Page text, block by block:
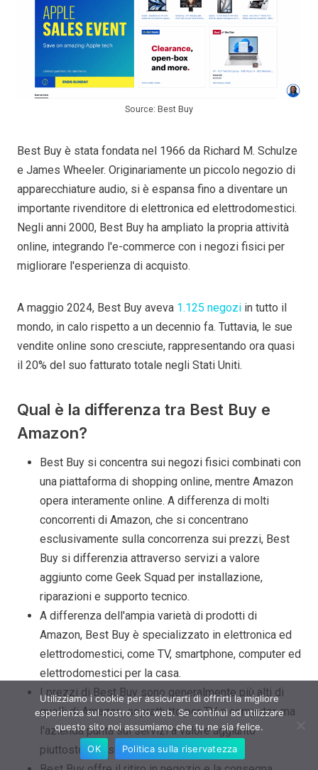
Source: Best Buy
Best Buy è stata fondata nel 1966 da Richard M. Schulze
e James Wheeler. Originariamente un piccolo negozio di
apparecchiature audio, si è espansa fino a diventare un
importante rivenditore di elettronica ed elettrodomestici.
Negli anni 2000, Best Buy ha ampliato la propria attività
online, integrando l'e-commerce con i negozi fisici per
migliorare l'esperienza di acquisto.
A maggio 2024, Best Buy aveva 1.125 negozi in tutto il
mondo, in calo rispetto a un decennio fa. Tuttavia, le sue
vendite online sono cresciute, rappresentando ora quasi
il 20% del suo fatturato totale negli Stati Uniti.
Qual è la differenza tra Best Buy e
Amazon?
Best Buy si concentra sui negozi fisici combinati con
una piattaforma di shopping online, mentre Amazon
opera interamente online. A differenza di molti
concorrenti di Amazon, che si concentrano
esclusivamente sulla concorrenza sui prezzi, Best
Buy si differenzia attraverso servizi a valore
aggiunto come Geek Squad per installazione,
riparazioni e supporto tecnico.
A differenza dell'ampia varietà di prodotti di
Amazon, Best Buy è specializzato in elettronica ed
elettrodomestici, come TV, smartphone, computer ed
elettrodomestici per la casa.
I prezzi di Best Buy sono generalmente più alti di
quelli di Amazon, soprattutto per TV e computer, ma
l'azienda punta sui servizi a valore aggiunto
piuttosto che sui prezzi bassi.
Utilizziamo i cookie per assicurarti di offrirti la migliore
esperienza sul nostro sito web. Se continui ad utilizzare
questo sito noi assumiamo che tu ne sia felice.
OK
Politica sulla riservatezza